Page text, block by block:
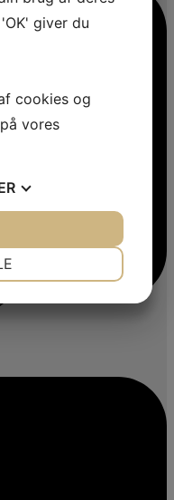
giver du
cookies og
vores